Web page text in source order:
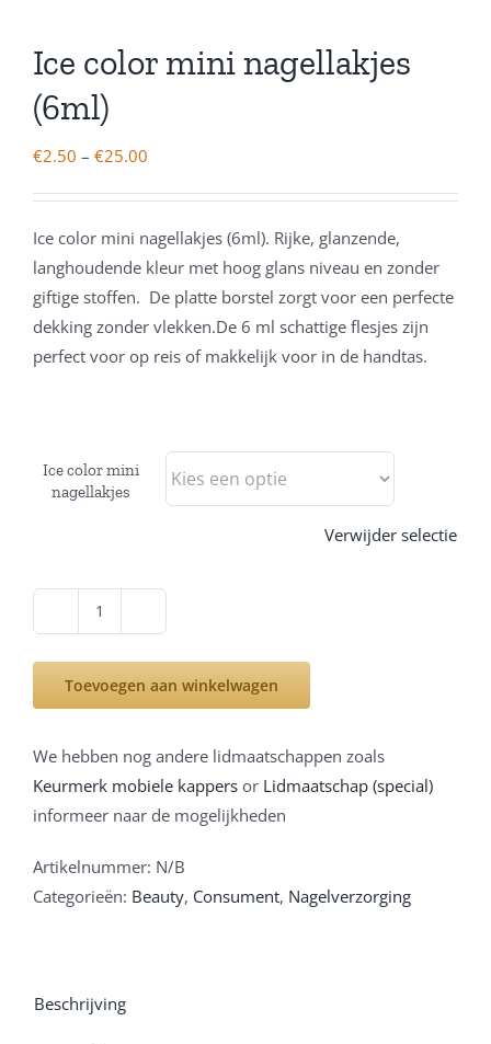
Ice color mini nagellakjes
(6ml)
€2.50 – €25.00
Ice color mini nagellakjes (6ml). Rijke, glanzende,
langhoudende kleur met hoog glans niveau en zonder
giftige stoffen. De platte borstel zorgt voor een perfecte
dekking zonder vlekken.De 6 ml schattige flesjes zijn
perfect voor op reis of makkelijk voor in de handtas.
Ice color mini
nagellakjes
Verwijder selectie
Ice
mini
nagellakjes
aantal
Toevoegen aan winkelwagen
We hebben nog andere lidmaatschappen zoals
Keurmerk mobiele kappers or Lidmaatschap (special)
informeer naar de mogelijkheden
Artikelnummer: N/B
Categorieën: Beauty, Consument, Nagelverzorging
Beschrijving